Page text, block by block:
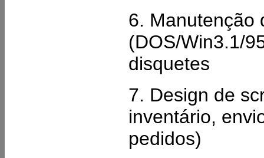
6. Manutenção
(DOS/Win3.1/
disquetes
7. Design de
inventário,
pedidos)